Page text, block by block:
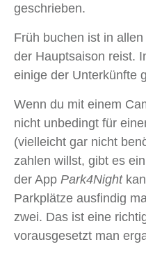
geschrieben.
Früh buchen ist in
der Hauptsaison reist.
einige der Unterkünfte
Wenn du mit einem
nicht unbedingt für
(vielleicht gar nicht
zahlen willst, gibt es
der App Park4Night
Parkplätze ausfindig
zwei. Das ist eine
vorausgesetzt man